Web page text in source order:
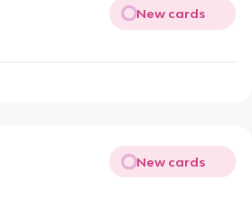
New cards
New cards